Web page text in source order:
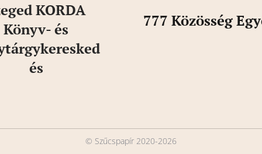
KORDA
Könyv- és
és
777 Közösség
© Szűcspapír 2020-2026